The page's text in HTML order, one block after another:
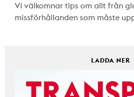
Vi välkomnar tips om allt från
missförhållanden som måste
LADDA NER